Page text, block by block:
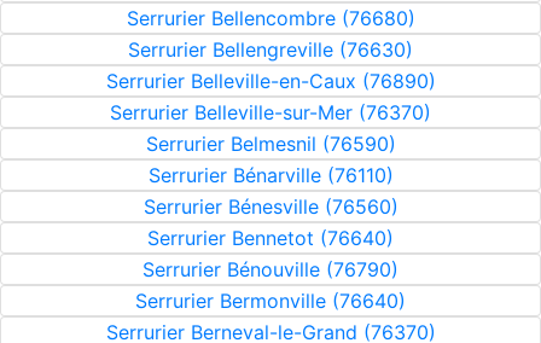
Serrurier Bellencombre (76680)
Serrurier Bellengreville (76630)
Serrurier Belleville-en-Caux (76890)
Serrurier Belleville-sur-Mer (76370)
Serrurier Belmesnil (76590)
Serrurier Bénarville (76110)
Serrurier Bénesville (76560)
Serrurier Bennetot (76640)
Serrurier Bénouville (76790)
Serrurier Bermonville (76640)
Serrurier Berneval-le-Grand (76370)